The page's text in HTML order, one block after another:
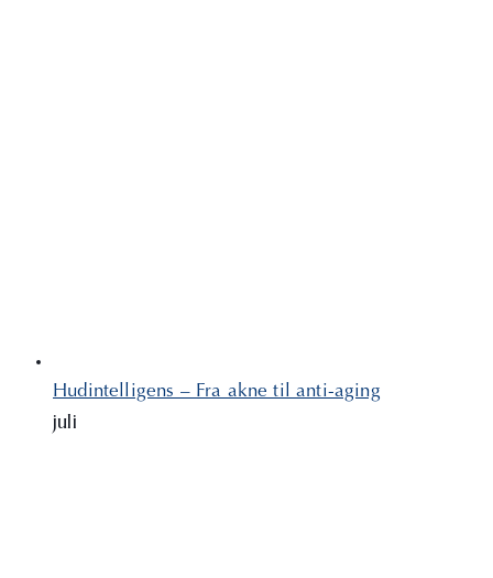
Hudintelligens – Fra akne til anti-aging
juli